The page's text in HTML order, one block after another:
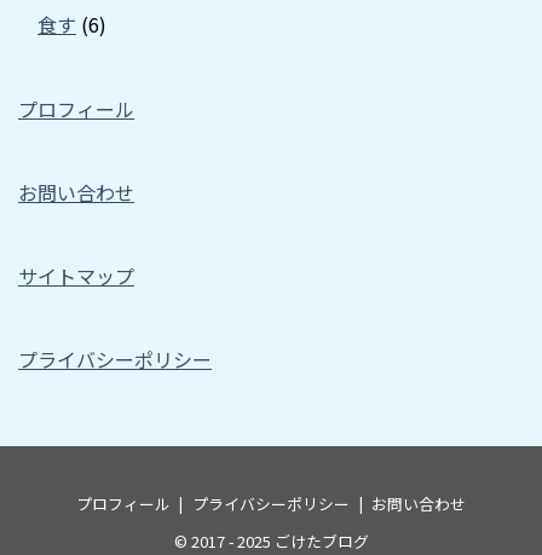
食す (6)
プロフィール
お問い合わせ
サイトマップ
プライバシーポリシー
プロフィール プライバシーポリシー
お問い合わせ
© 2017 - 2025 ごけたブログ